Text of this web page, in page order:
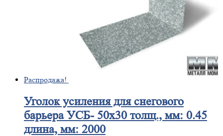
Распродажа!
Уголокусиления для снегового
барьера УСБ- 50х30 толщ., мм: 0.45
длина, мм: 2000